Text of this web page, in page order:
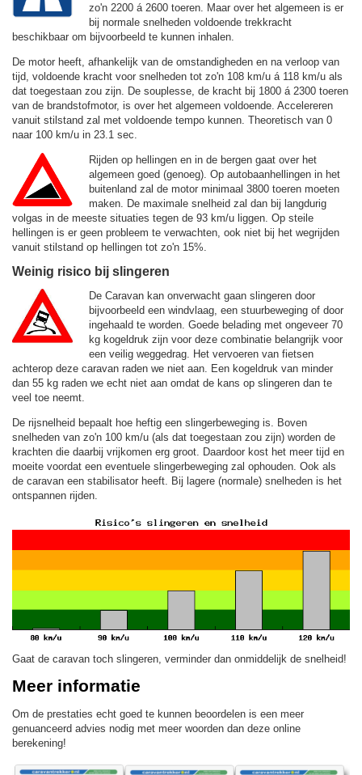
zo'n 2200 á 2600 toeren. Maar over het algemeen is er
bij normale snelheden voldoende trekkracht
beschikbaar om bijvoorbeeld te kunnen inhalen.
De motor heeft, afhankelijk van de omstandigheden en na verloop van
tijd, voldoende kracht voor snelheden tot zo'n 108 km/u á 118 km/u als
dat toegestaan zou zijn. De souplesse, de kracht bij 1800 á 2300 toeren
van de brandstofmotor, is over het algemeen voldoende. Accelereren
vanuit stilstand zal met voldoende tempo kunnen. Theoretisch van 0
naar 100 km/u in 23.1 sec.
Rijden op hellingen en in de bergen gaat over het
algemeen goed (genoeg). Op autobaanhellingen in het
buitenland zal de motor minimaal 3800 toeren moeten
maken. De maximale snelheid zal dan bij langdurig
volgas in de meeste situaties tegen de 93 km/u liggen. Op steile
hellingen is er geen probleem te verwachten, ook niet bij het wegrijden
vanuit stilstand op hellingen tot zo'n 15%.
Weinig risico bij slingeren
De Caravan kan onverwacht gaan slingeren door
bijvoorbeeld een windvlaag, een stuurbeweging of door
ingehaald te worden. Goede belading met ongeveer 70
kg kogeldruk zijn voor deze combinatie belangrijk voor
een veilig weggedrag. Het vervoeren van fietsen
achterop deze caravan raden we niet aan. Een kogeldruk van minder
dan 55 kg raden we echt niet aan omdat de kans op slingeren dan te
veel toe neemt.
De rijsnelheid bepaalt hoe heftig een slingerbeweging is. Boven
snelheden van zo'n 100 km/u (als dat toegestaan zou zijn) worden de
krachten die daarbij vrijkomen erg groot. Daardoor kost het meer tijd en
moeite voordat een eventuele slingerbeweging zal ophouden. Ook als
de caravan een stabilisator heeft. Bij lagere (normale) snelheden is het
ontspannen rijden.
Gaat de caravan toch slingeren, verminder dan onmiddelijk de snelheid!
Meer informatie
Om de prestaties echt goed te kunnen beoordelen is een meer
genuanceerd advies nodig met meer woorden dan deze online
berekening!